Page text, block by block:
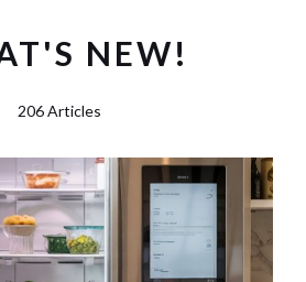
NEW!
206 Articles